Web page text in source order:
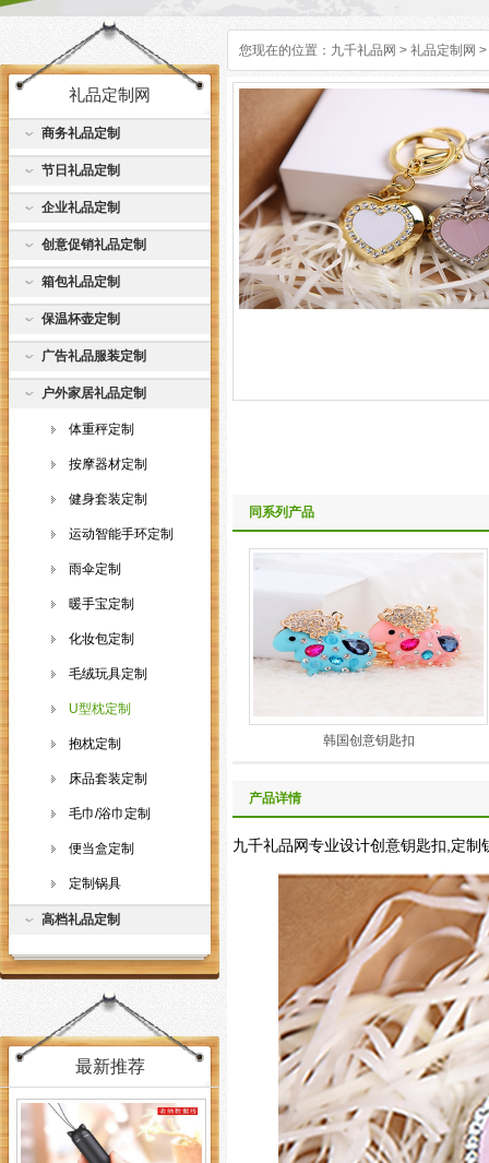
您现在的位置： 九千礼品网 > 礼品定制网
礼品定制网
商务礼品定制
节日礼品定制
企业礼品定制
创意促销礼品定制
箱包礼品定制
保温杯壶定制
广告礼品服装定制
户外家居礼品定制
体重秤定制
按摩器材定制
健身套装定制
运动智能手环定制
雨伞定制
暖手宝定制
化妆包定制
毛绒玩具定制
U型枕定制
抱枕定制
床品套装定制
毛巾/浴巾定制
便当盒定制
定制锅具
高档礼品定制
最新推荐
同系列产品
韩国创意钥匙扣
产品详情
九千礼品网专业设计创意钥匙扣,定